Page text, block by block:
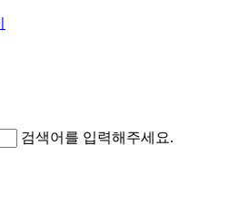
검색어를 입력해주세요.